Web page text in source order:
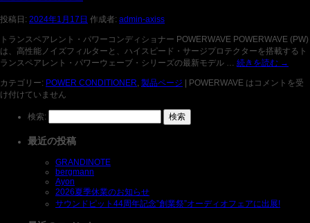
投稿日: 2024年1月17日 作成者: admin-axiss
トランスペアレント・パワーコンディショナー POWERWAVE POWERWAVE (PW)
は、高性能ノイズフィルターと、ハイスピード・サージプロテクターを搭載するト
ランスペアレント・パワーウェーブ・シリーズの最新モデル … 続きを読む →
カテゴリー: POWER CONDITIONER, 製品ページ POWERWAVE は コメントを受
け付けていません
検索:
最近の投稿
GRANDINOTE
bergmann
Ayon
2026夏季休業のお知らせ
サウンドピット44周年記念”創業祭”オーディオフェアに出展!